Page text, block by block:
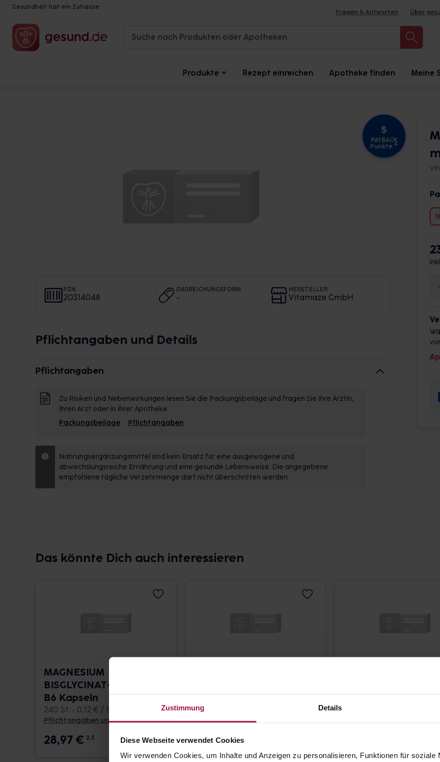
Zustimmung Details
Diese Webseite verwendet Cookies
Wir verwenden Cookies, um Inhalte und Anzeigen zu personalisieren, Funktionen für soziale
Gesundheit hat ein Zuhause
Fragen & Antworten Über
Produkte Rezept einreichen Apotheke finden Meine
5
PAYBACK
Punkte 4
PZN
20314048
DARREICHUNGSFORM
-
HERSTELLER
Vitamaze GmbH
Pflichtangaben und Details
Pflichtangaben
Zu Risiken und Nebenwirkungen lesen Sie die Packungsbeilage und fragen Sie Ihre Ärztin,
Ihren Arzt oder in Ihrer Apotheke.
Packungsbeilage
Pflichtangaben
Nahrungsergänzungsmittel sind kein Ersatz für eine ausgewogene und
abwechslungsreiche Ernährung und eine gesunde Lebensweise. Die angegebene
empfohlene tägliche Verzehrmenge darf nicht überschritten werden.
Das könnte Dich auch interessieren
MAGNESIUM
BISGLYCINAT+Vitamin
B6 Kapseln
240 St. • 0,12 € / St.
Pflichtangaben und Details
28,97€ 2, 3
240 St. • 0,12 € / St.
Pflichtangaben und Details
27,97€ 2, 3